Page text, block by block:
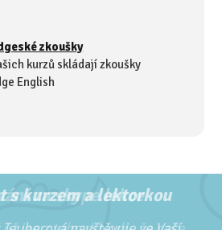
zkoušky
kurzů skládají zkoušky
English
s kurzem a lektorkou
za skype lekce